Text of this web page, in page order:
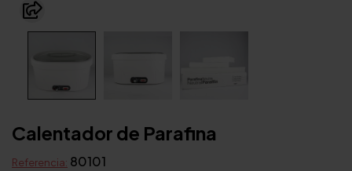
Calentador de Parafina
Referencia: 80101